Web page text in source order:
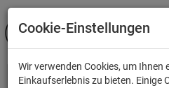
Cookie-Einstellungen
Wir verwenden Cookies, um Ihnen
Einkaufserlebnis zu bieten. Einige